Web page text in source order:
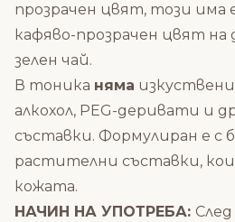
прозрачен цвят, този има
кафяво-прозрачен цвят на
зелен чай.
В тоника няма
алкохол, PEG-деривати и
съставки. Формулиран е с
растителни съставки,
кожата.
НАЧИН НА УПОТРЕБА: